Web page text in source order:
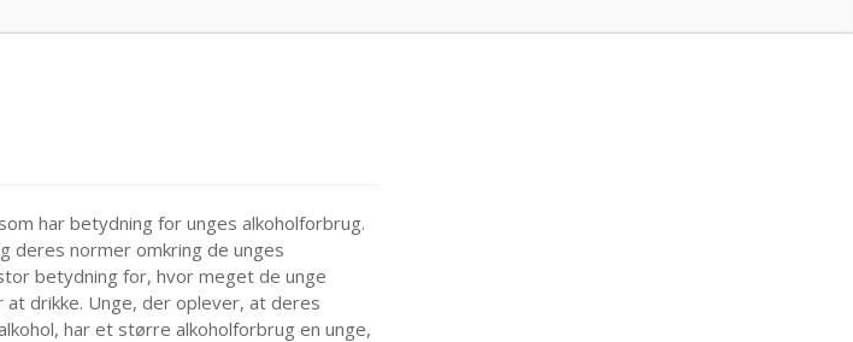
har betydning for unges alkoholforbrug.
deres normer omkring de unges
betydning for, hvor meget de unge
drikke. Unge, der oplever, at deres
har et større alkoholforbrug en unge,